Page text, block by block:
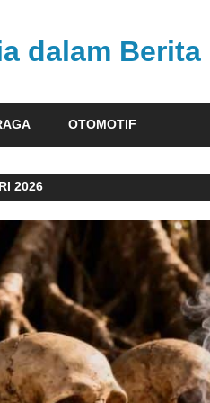
dalam Berita
OTOMOTIF
2026